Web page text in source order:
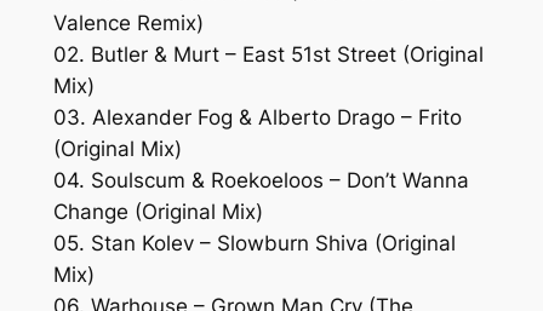
Valence Remix)
02. Butler & Murt – East 51st Street (Original
Mix)
03. Alexander Fog & Alberto Drago – Frito
(Original Mix)
04. Soulscum & Roekoeloos – Don’t Wanna
Change (Original Mix)
05. Stan Kolev – Slowburn Shiva (Original
Mix)